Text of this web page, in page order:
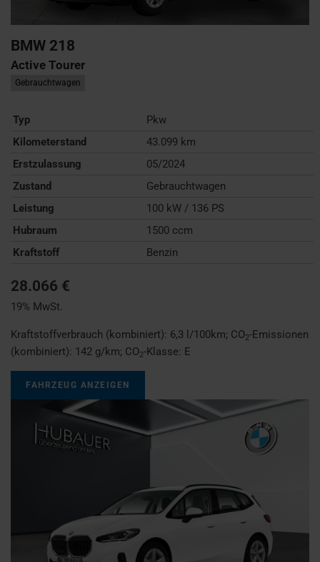
BMW 218
Active Tourer
Gebrauchtwagen
Typ
Pkw
Kilometerstand
43.099 km
Erstzulassung
05/2024
Zustand
Gebrauchtwagen
Leistung
100 kW / 136 PS
Hubraum
1500 ccm
Kraftstoff
Benzin
28.066 €
19% MwSt.
Kraftstoffverbrauch (kombiniert): 6,3 l/100km; CO2-Emissionen
(kombiniert): 142 g/km; CO2-Klasse: E
FAHRZEUG ANZEIGEN